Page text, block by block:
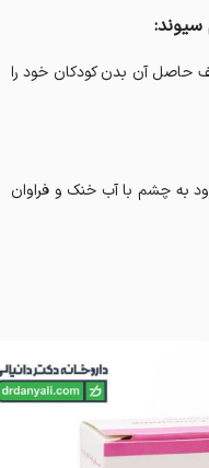
حاصل آن بدن کودکان خود را
به چشم با آب خنک و فراوان